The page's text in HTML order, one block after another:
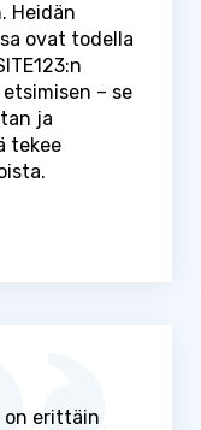
Heidän
ovat todella
– se
ja
tekee
on erittäin